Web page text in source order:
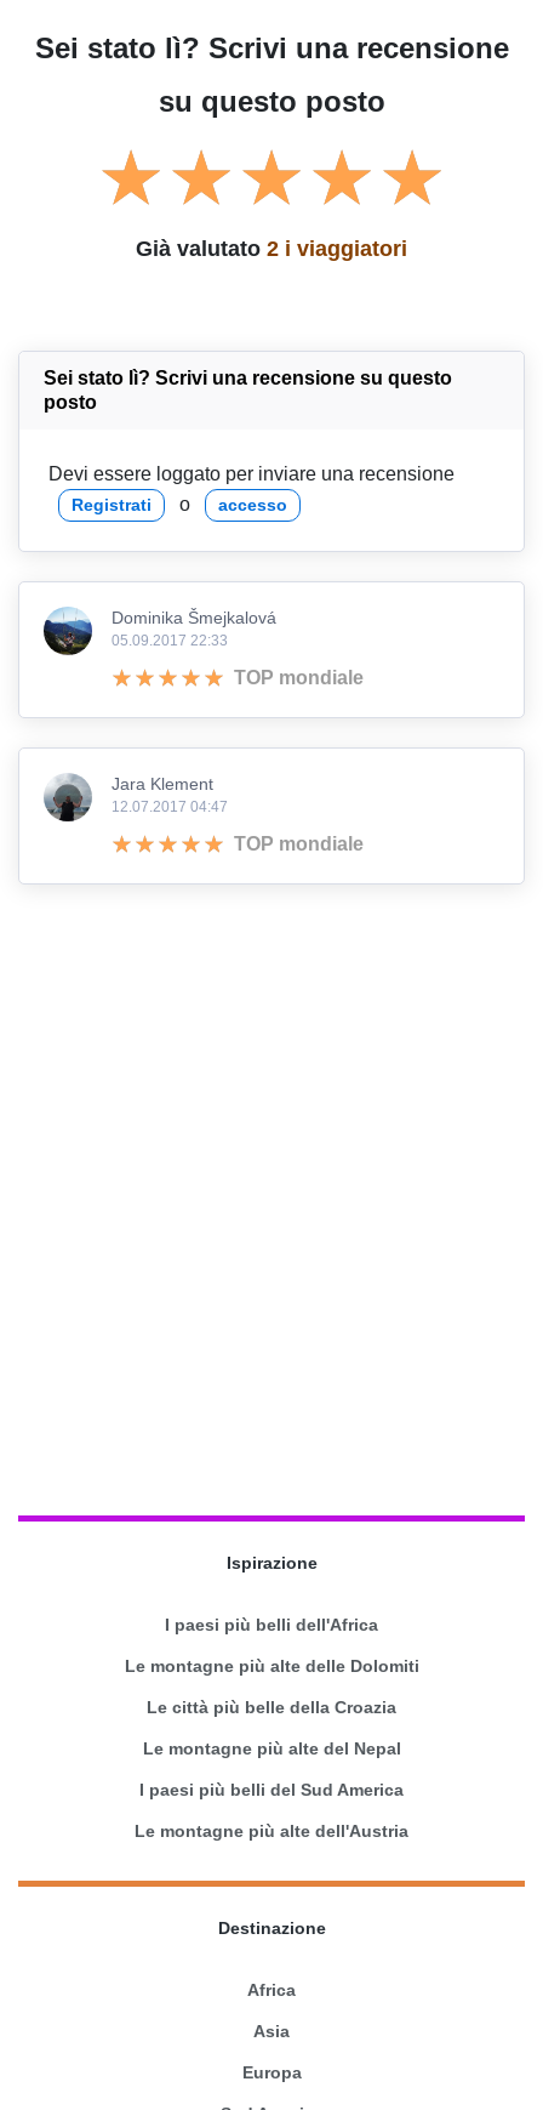
Sei stato lì? Scrivi una recensione
su questo posto
Già valutato 2 i viaggiatori
Sei stato lì? Scrivi una recensione su questo
posto
Devi essere loggato per inviare una recensione
Registrati o accesso
Dominika Šmejkalová
05.09.2017 22:33
TOP mondiale
Jara Klement
12.07.2017 04:47
TOP mondiale
Ispirazione
I paesi più belli dell'Africa
Le montagne più alte delle Dolomiti
Le città più belle della Croazia
Le montagne più alte del Nepal
I paesi più belli del Sud America
Le montagne più alte dell'Austria
Destinazione
Africa
Asia
Europa